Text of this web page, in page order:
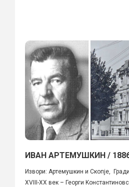
ИВАН АРТЕМУШКИН /
Извори: Артемушкин и Скопје,
XVIII-XX век – Георги